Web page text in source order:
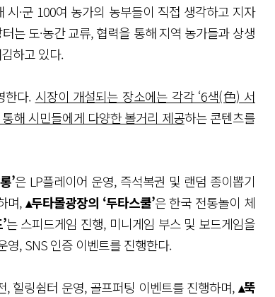
·군 100여 농가의 농부들이 직접 생각하고 지자
는 도·농간 교류, 협력을 통해 지역 농가들과 상생
하고 있다.
한다. 시장이 개설되는 장소에는 각각 ‘6색(色) 서
해 시민들에게 다양한 볼거리 제공하는 콘텐츠를
’은 LP플레이어 운영, 즉석복권 및 랜덤 종이뽑기
며,▴두타몰광장의 ‘두타스쿨’은 한국 전통놀이 체
는 스피드게임 진행, 미니게임 부스 및 보드게임을
영, SNS 인증 이벤트를 진행한다.
, 힐링쉼터 운영, 골프퍼팅 이벤트를 진행하며,▴뚝